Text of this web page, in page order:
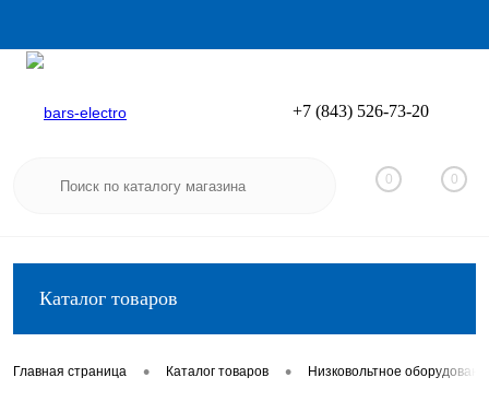
Вход
+7 (843) 526-73-20
0 0
Каталог товаров
Главная страница • Каталог товаров • Низковольтное